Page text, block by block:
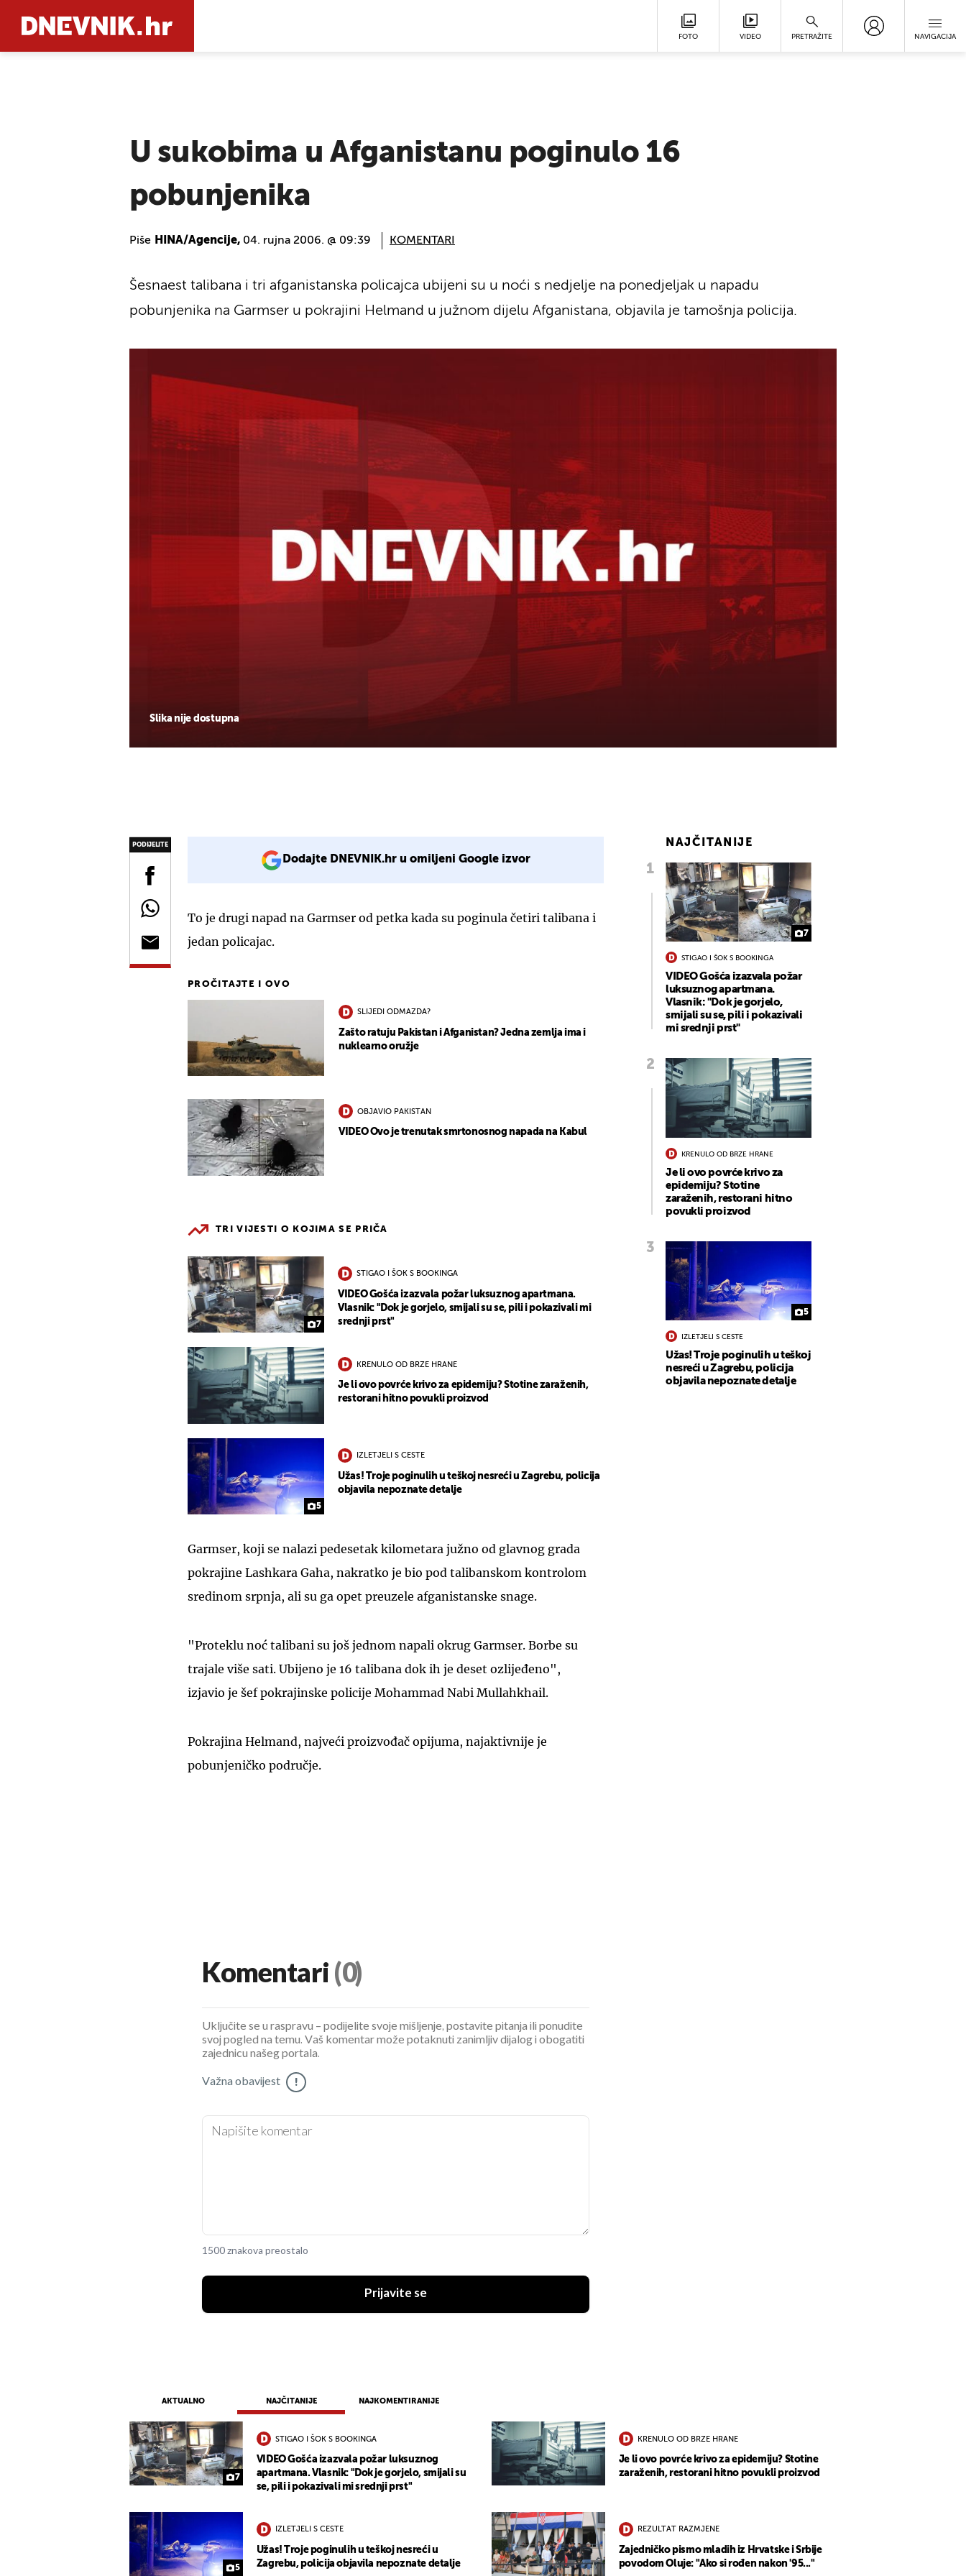
FOTO VIDEO PRETRAŽITE NAVIGACIJA
U sukobima u Afganistanu poginulo 16
pobunjenika
Piše HINA/Agencije, 04. rujna 2006. @ 09:39 KOMENTARI
Slika nije dostupna
Šesnaest talibana i tri afganistanska policajca ubijeni su u noći s nedjelje na ponedjeljak u napadu
pobunjenika na Garmser u pokrajini Helmand u južnom dijelu Afganistana, objavila je tamošnja policija.
PODIJELITE
Dodajte DNEVNIK.hr u omiljeni Google izvor
To je drugi napad na Garmser od petka kada su poginula četiri talibana i
jedan policajac.
PROČITAJTE I OVO
SLIJEDI ODMAZDA?
Zašto ratuju Pakistan i Afganistan? Jedna zemlja ima i
nuklearno oružje
OBJAVIO PAKISTAN
VIDEO Ovo je trenutak smrtonosnog napada na Kabul
TRI VIJESTI O KOJIMA SE PRIČA
7
STIGAO I ŠOK S BOOKINGA
VIDEO Gošća izazvala požar luksuznog apartmana.
Vlasnik: "Dok je gorjelo, smijali su se, pili i pokazivali mi
srednji prst"
KRENULO OD BRZE HRANE
Je li ovo povrće krivo za epidemiju? Stotine zaraženih,
restorani hitno povukli proizvod
5
IZLETJELI S CESTE
Užas! Troje poginulih u teškoj nesreći u Zagrebu, policija
objavila nepoznate detalje
Garmser, koji se nalazi pedesetak kilometara južno od glavnog grada
pokrajine Lashkara Gaha, nakratko je bio pod talibanskom kontrolom
sredinom srpnja, ali su ga opet preuzele afganistanske snage.
"Proteklu noć talibani su još jednom napali okrug Garmser. Borbe su
trajale više sati. Ubijeno je 16 talibana dok ih je deset ozlijeđeno",
izjavio je šef pokrajinske policije Mohammad Nabi Mullahkhail.
Pokrajina Helmand, najveći proizvođač opijuma, najaktivnije je
pobunjeničko područje.
NAJČITANIJE
7
STIGAO I ŠOK S BOOKINGA
VIDEO Gošća izazvala požar
luksuznog apartmana.
Vlasnik: "Dok je gorjelo,
smijali su se, pili i pokazivali
mi srednji prst"
KRENULO OD BRZE HRANE
Je li ovo povrće krivo za
epidemiju? Stotine
zaraženih, restorani hitno
povukli proizvod
5
IZLETJELI S CESTE
Užas! Troje poginulih u teškoj
nesreći u Zagrebu, policija
objavila nepoznate detalje
Komentari (0)
Uključite se u raspravu – podijelite svoje mišljenje, postavite pitanja ili ponudite
svoj pogled na temu. Vaš komentar može potaknuti zanimljiv dijalog i obogatiti
zajednicu našeg portala.
Važna obavijest !
1500 znakova preostalo
Prijavite se
AKTUALNO NAJČITANIJE NAJKOMENTIRANIJE
7
STIGAO I ŠOK S BOOKINGA
VIDEO Gošća izazvala požar luksuznog
apartmana. Vlasnik: "Dok je gorjelo, smijali su
se, pili i pokazivali mi srednji prst"
KRENULO OD BRZE HRANE
Je li ovo povrće krivo za epidemiju? Stotine
zaraženih, restorani hitno povukli proizvod
5
IZLETJELI S CESTE
Užas! Troje poginulih u teškoj nesreći u
Zagrebu, policija objavila nepoznate detalje
REZULTAT RAZMJENE
Zajedničko pismo mladih iz Hrvatske i Srbije
povodom Oluje: "Ako si rođen nakon '95..."